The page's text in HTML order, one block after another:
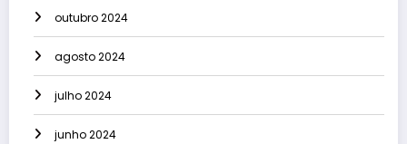
outubro 2024
agosto 2024
julho 2024
junho 2024